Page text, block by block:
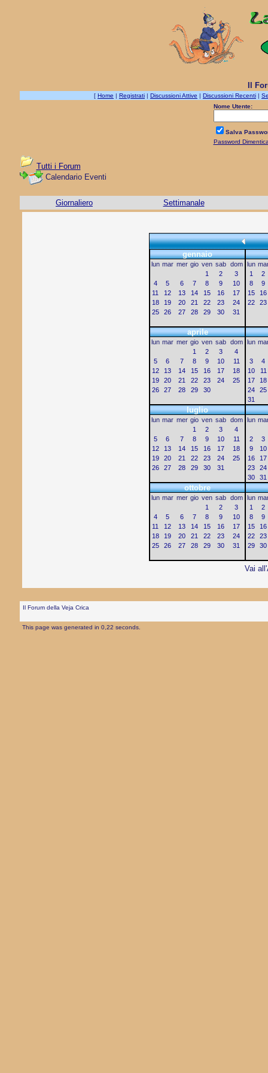
Il
[ Home | Registrati | Discussioni Attive | Discussioni Recenti |
Nome Utente:
Salva
Password
Tutti i Forum
Calendario Eventi
Giornaliero Settimanale
gennaio
lun mar mer gio ven sab dom
1
2
3
4
5 6 7 8 9
10
11
12 13 14 15 16
17
18
19 20 21 22 23
24
25
26 27 28 29 30 31
lun
1
2
8
9
15
16
22
23
aprile
lun mar mer gio ven sab dom
1
2 3
4
5
6 7 8 9 10
11
12
13 14 15 16 17
18
19
20 21 22 23 24
25
26
27 28 29 30
lun
3
4
10
11
17
18
24
25
31
luglio
lun mar mer gio ven sab dom
1
2 3
4
5
6 7 8 9 10
11
12
13 14 15 16 17
18
19
20 21 22 23 24
25
26
27 28 29 30 31
lun
2
3
9
10
16
17
23
24
30
31
ottobre
lun mar mer gio ven sab dom
1
2
3
4
5 6 7 8 9
10
11
12 13 14 15 16
17
18
19 20 21 22 23
24
25
26 27 28 29 30 31
lun
1
2
8
9
15
16
22
23
29
30
Vai
Il Forum della Veja Crica
This page was generated in 0,22 seconds.